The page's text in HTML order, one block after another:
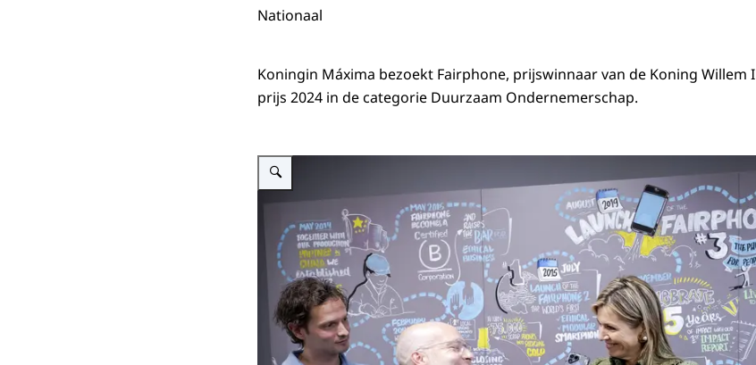
Nationaal
Koningin Máxima bezoekt Fairphone, prijswinnaar van de Koning Willem I
prijs 2024 in de categorie Duurzaam Ondernemerschap.
Vergroot afbeelding Koningin Máxima bezoekt Fairphone